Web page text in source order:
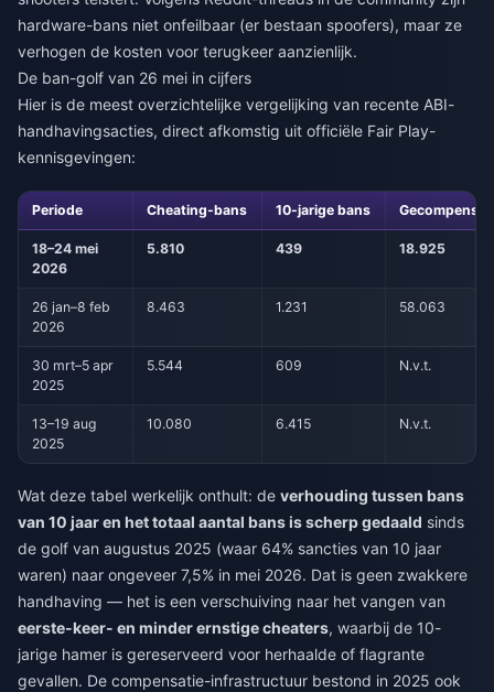
hardware-bans niet onfeilbaar (er bestaan spoofers), maar ze
verhogen de kosten voor terugkeer aanzienlijk.
De ban-golf van 26 mei in cijfers
Hier is de meest overzichtelijke vergelijking van recente ABI-
handhavingsacties, direct afkomstig uit officiële Fair Play-
kennisgevingen:
Periode Cheating-bans 10-jarige bans
18–24 mei
2026
5.810 439 18.925
26 jan–8 feb
2026
8.463 1.231 58.063
30 mrt–5 apr
2025
5.544 609 N.v.t.
13–19 aug
2025
10.080 6.415 N.v.t.
Wat deze tabel werkelijk onthult: de verhouding tussen bans
van 10 jaar en het totaal aantal bans is scherp gedaald sinds
de golf van augustus 2025 (waar 64% sancties van 10 jaar
waren) naar ongeveer 7,5% in mei 2026. Dat is geen zwakkere
handhaving — het is een verschuiving naar het vangen van
eerste-keer- en minder ernstige cheaters, waarbij de 10-
jarige hamer is gereserveerd voor herhaalde of flagrante
gevallen. De compensatie-infrastructuur bestond in 2025 ook